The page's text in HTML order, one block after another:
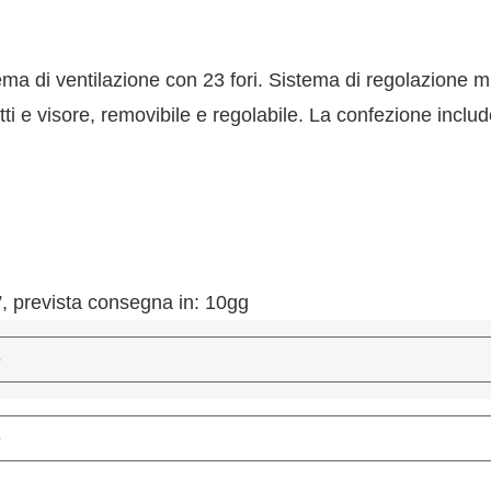
di ventilazione con 23 fori. Sistema di regolazione
e visore, removibile e regolabile. La confezione
prevista consegna in: 10gg